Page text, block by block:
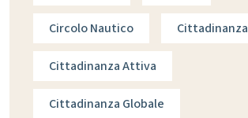
Circolo Nautico Cittadinanza
Cittadinanza Attiva
Cittadinanza Globale